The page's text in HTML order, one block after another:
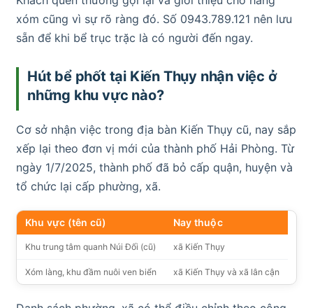
xóm cũng vì sự rõ ràng đó. Số 0943.789.121 nên lưu
sẵn để khi bể trục trặc là có người đến ngay.
Hút bể phốt tại Kiến Thụy nhận việc ở
những khu vực nào?
Cơ sở nhận việc trong địa bàn Kiến Thụy cũ, nay sắp
xếp lại theo đơn vị mới của thành phố Hải Phòng. Từ
ngày 1/7/2025, thành phố đã bỏ cấp quận, huyện và
tổ chức lại cấp phường, xã.
Khu vực (tên cũ) Nay thuộc
Khu trung tâm quanh Núi Đối (cũ) xã Kiến Thụy
Xóm làng, khu đầm nuôi ven biển xã Kiến Thụy và xã lân cận